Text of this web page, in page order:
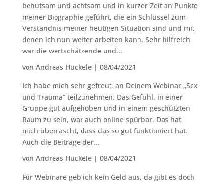
behutsam und achtsam und in kurzer Zeit an Punkte
meiner Biographie geführt, die ein Schlüssel zum
Verständnis meiner heutigen Situation sind und mit
denen ich nun weiter arbeiten kann. Sehr hilfreich
war die wertschätzende und...
von Andreas Huckele| 08/04/2021
Ich habe mich sehr gefreut, an Deinem Webinar „Sex
und Trauma“ teilzunehmen. Das Gefühl, in einer
Gruppe gut aufgehoben und in einem geschützten
Raum zu sein, war auch online spürbar. Das hat
mich überrascht, dass das so gut funktioniert hat.
Auch die Beiträge der...
von Andreas Huckele| 08/04/2021
Für Webinare geb ich kein Geld aus, da gibt es doch